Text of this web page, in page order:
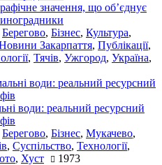
значення, що об’єднує
Берегово, Бізнес, Культура,
Закарпаття, Публікації,
, Тячів, Ужгород, Україна,
води: реальний ресурсний
Берегово, Бізнес, Мукачево,
, Суспільство, Технології,
, Хуст 1973